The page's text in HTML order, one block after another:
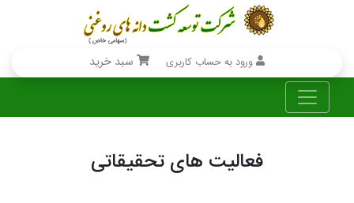
ورود به حساب کاربری سبد خرید
فعالیت های تحقیقاتی